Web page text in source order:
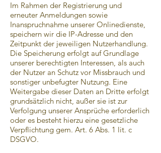
Im Rahmen der Registrierung und
erneuter Anmeldungen sowie
Inanspruchnahme unserer Onlinedienste,
speichern wir die IP-Adresse und den
Zeitpunkt der jeweiligen Nutzerhandlung.
Die Speicherung erfolgt auf Grundlage
unserer berechtigten Interessen, als auch
der Nutzer an Schutz vor Missbrauch und
sonstiger unbefugter Nutzung. Eine
Weitergabe dieser Daten an Dritte erfolgt
grundsätzlich nicht, außer sie ist zur
Verfolgung unserer Ansprüche erforderlich
oder es besteht hierzu eine gesetzliche
Verpflichtung gem. Art. 6 Abs. 1 lit. c
DSGVO.